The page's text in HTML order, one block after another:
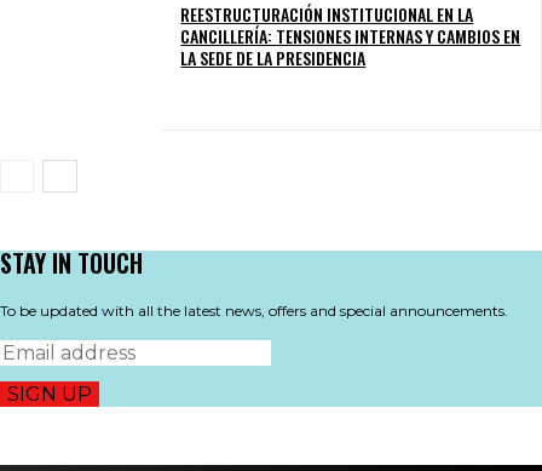
REESTRUCTURACIÓN INSTITUCIONAL EN LA
CANCILLERÍA: TENSIONES INTERNAS Y CAMBIOS EN
LA SEDE DE LA PRESIDENCIA
STAY IN TOUCH
To be updated with all the latest news, offers and special announcements.
SIGN UP